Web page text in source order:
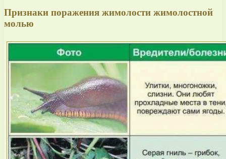
Признаки поражения жимолости жимолостной
молью